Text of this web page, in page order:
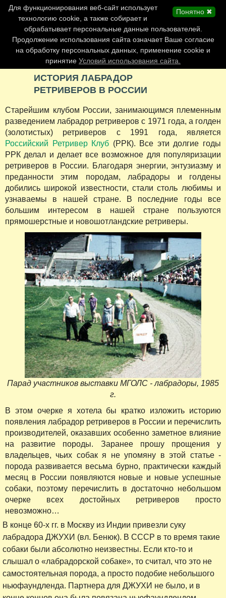
Главная страница
Обновления сайта
Контакты
Персоналии
Форум
ИСТОРИЯ ЛАБРАДОР
РЕТРИВЕРОВ В РОССИИ
Старейшим клубом России, занимающимся племенным
разведением лабрадор ретриверов с 1971 года, а голден
(золотистых) ретриверов с 1991 года, является
Российский Ретривер Клуб (РРК). Все эти долгие годы
РРК делал и делает все возможное для популяризации
ретриверов в России. Благодаря энергии, энтузиазму и
преданности этим породам, лабрадоры и голдены
добились широкой известности, стали столь любимы и
узнаваемы в нашей стране. В последние годы все
большим интересом в нашей стране пользуются
прямошерстные и новошотландские ретриверы.
Парад участников выставки МГОЛС - лабрадоры, 1985
г.
В этом очерке я хотела бы кратко изложить историю
появления лабрадор ретриверов в России и перечислить
производителей, оказавших особенно заметное влияние
на развитие породы. Заранее прошу прощения у
владельцев, чьих собак я не упомяну в этой статье -
порода развивается весьма бурно, практически каждый
месяц в России появляются новые и новые успешные
собаки, поэтому перечислить в достаточно небольшом
очерке всех достойных ретриверов просто
невозможно…
В конце 60-х гг. в Москву из Индии привезли суку
лабрадора ДЖУХИ (вл. Бенюк). В СССР в то время такие
собаки были абсолютно неизвестны. Если кто-то и
слышал о «лабрадорской собаке», то считал, что это не
самостоятельная порода, а просто подобие небольшого
ньюфаундленда. Партнера для ДЖУХИ не было, и в
Понятно ✖
Для функционирования веб-сайт использует
технологию cookie, а также собирает и
обрабатывает персональные данные пользователей.
Продолжение использования сайта означает Ваше согласие
на обработку персональных данных, применение cookie и
принятие Условий использования сайта.